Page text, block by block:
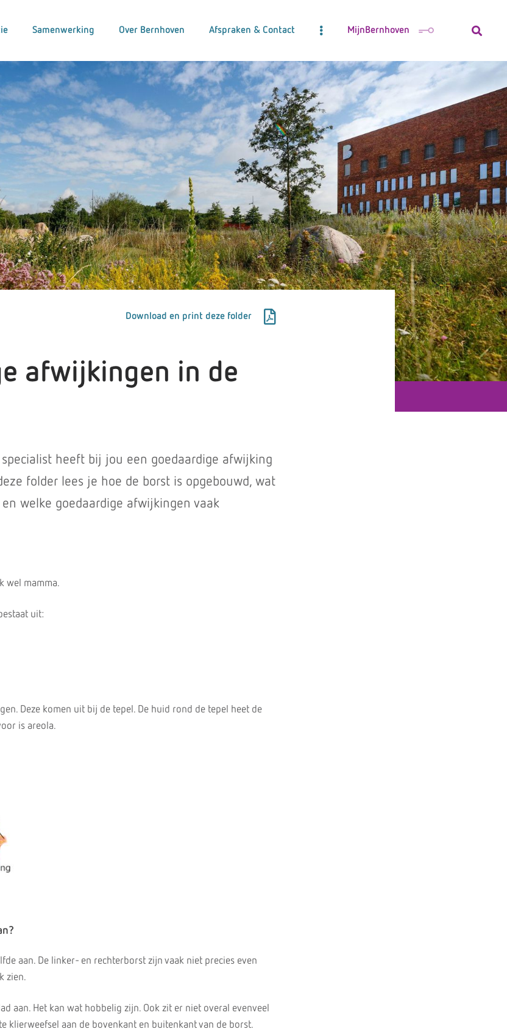
Samenwerking Over Bernhoven Afspraken & Contact MijnBernhoven
Download en print deze folder
afwijkingen in de
heeft bij jou een goedaardige afwijking
folder lees je hoe de borst is opgebouwd, wat
welke goedaardige afwijkingen vaak
wel mamma.
uit:
Deze komen uit bij de tepel. De huid rond de tepel heet de
is areola.
aan. De linker- en rechterborst zijn vaak niet precies even
zien.
aan. Het kan wat hobbelig zijn. Ook zit er niet overal evenveel
klierweefsel aan de bovenkant en buitenkant van de borst.